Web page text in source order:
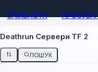
СПІЛЬНОТА
Deathrun Сервери TF 2
ПОШУК